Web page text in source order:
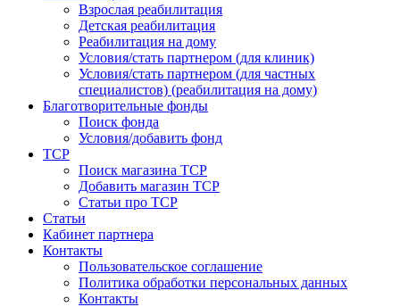
Взрослая реабилитация
Детская реабилитация
Реабилитация на дому
Условия/стать партнером (для клиник)
Условия/стать партнером (для частных
специалистов) (реабилитация на дому)
Благотворительные фонды
Поиск фонда
Условия/добавить фонд
ТСР
Поиск магазина ТСР
Добавить магазин ТСР
Статьи про ТСР
Статьи
Кабинет партнера
Контакты
Пользовательское соглашение
Политика обработки персональных данных
Контакты